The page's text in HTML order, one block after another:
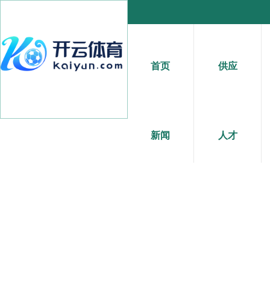
首页 供应
新闻 人才